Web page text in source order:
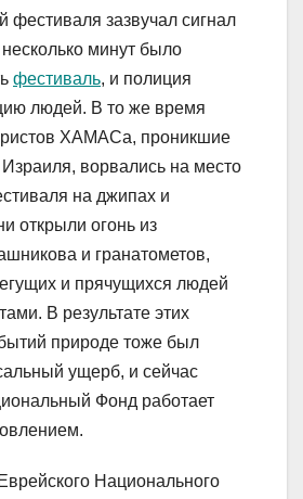
фестиваля зазвучал сигнал
минут было
фестиваль, и полиция
людей. В то же время
ХАМАСа, проникшие
ворвались на место
на джипах и
открыли огонь из
и гранатометов,
и прячущихся людей
В результате этих
природе тоже был
ущерб, и сейчас
Фонд работает
Национального